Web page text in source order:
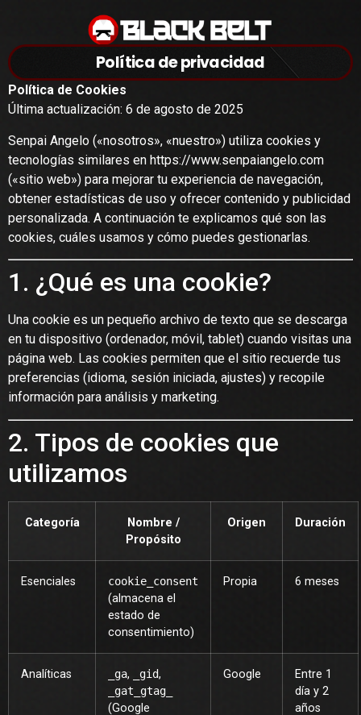
Política de privacidad
Política de Cookies
Última actualización: 6 de agosto de 2025
Senpai Angelo («nosotros», «nuestro») utiliza cookies y
tecnologías similares en https://www.senpaiangelo.com
(«sitio web») para mejorar tu experiencia de navegación,
obtener estadísticas de uso y ofrecer contenido y publicidad
personalizada. A continuación te explicamos qué son las
cookies, cuáles usamos y cómo puedes gestionarlas.
1. ¿Qué es una cookie?
Una cookie es un pequeño archivo de texto que se descarga
en tu dispositivo (ordenador, móvil, tablet) cuando visitas una
página web. Las cookies permiten que el sitio recuerde tus
preferencias (idioma, sesión iniciada, ajustes) y recopile
información para análisis y marketing.
2. Tipos de cookies que
utilizamos
Categoría
Nombre /
Propósito
Origen Duración
Esenciales cookie_consent
(almacena el
estado de
consentimiento)
Propia 6 meses
Analíticas _ga, _gid,
_gat_gtag_
(Google
Google
Entre 1
día y 2
años